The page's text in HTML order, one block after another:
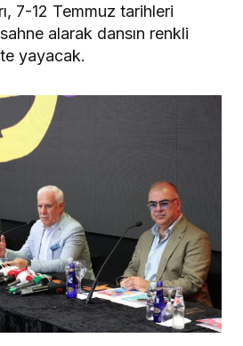
7-12 Temmuz tarihleri
alarak dansın renkli
yayacak.